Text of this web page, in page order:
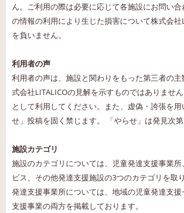
ん。ご利用の際は必要に応じて各施設にお問い
の情報の利用により生じた損害について株式会社
を負いません。
利用者の声
利用者の声は、施設と関わりをもった第三者の
式会社LITALICOの見解を示すものではありませ
として利用してください。また、虚偽・誇張を
せ」投稿を固く禁じます。 「やらせ」は発見次第
施設カテゴリ
施設のカテゴリについては、児童発達支援事業
ビス、その他発達支援施設の3つのカテゴリを取
発達支援事業所については、地域の児童発達支
支援事業の両方を掲載しております。